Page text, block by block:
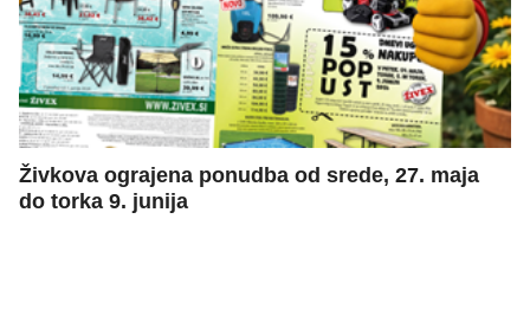
Živkova ograjena ponudba od srede, 27. maja
do torka 9. junija